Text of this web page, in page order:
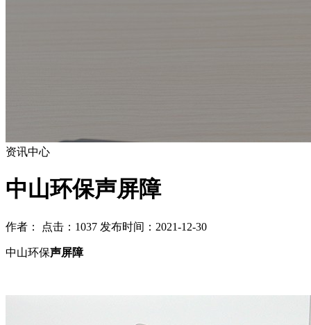
资讯中心
中山环保声屏障
作者： 点击：1037 发布时间：2021-12-30
中山环保声屏障